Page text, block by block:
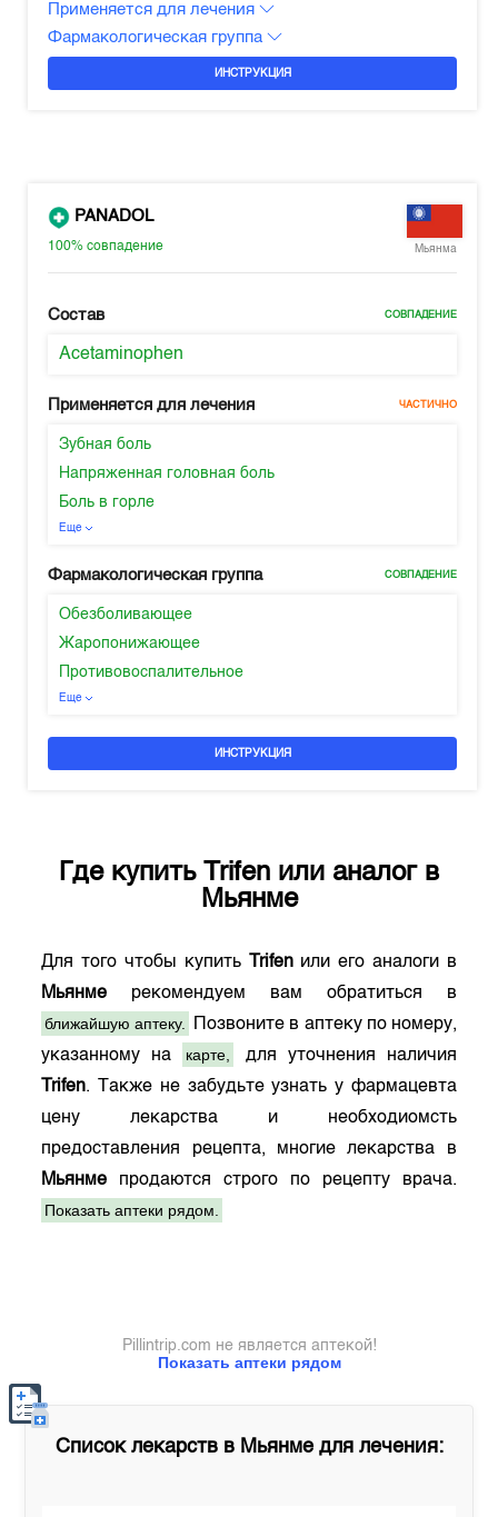
Применяется для лечения
Фармакологическая группа
ИНСТРУКЦИЯ
PANADOL
100%совпадение Мьянма
Состав СОВПАДЕНИЕ
Acetaminophen
Применяется для лечения ЧАСТИЧНО
Зубная боль
Напряженная головная боль
Боль в горле
Еще
Фармакологическая группа СОВПАДЕНИЕ
Обезболивающее
Жаропонижающее
Противовоспалительное
Еще
ИНСТРУКЦИЯ
Где купить Trifen или аналог в
Мьянме
Для того чтобы купить Trifenили его аналоги в
Мьянме рекомендуем вам обратиться в
ближайшую аптеку.
Позвоните в аптеку по номеру,
указанному на
карте,
для уточнения наличия
Trifen. Также не забудьте узнать у фармацевта
цену лекарства и необходиомсть
предоставления рецепта, многие лекарства в
Мьянме продаются строго по рецепту врача.
Показать аптеки рядом.
Показать аптеки рядом
Pillintrip.com не является аптекой!
Список лекарств в Мьянмедля лечения: